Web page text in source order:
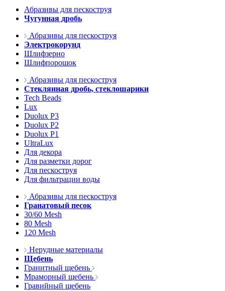
Абразивы для пескоструя
Чугунная дробь
Абразивы для пескоструя
Электрокорунд
Шлифзерно
Шлифпорошок
Абразивы для пескоструя
Стеклянная дробь, стеклошарики
Tech Beads
Lux
Duolux P3
Duolux P2
Duolux P1
UltraLux
Для декора
Для разметки дорог
Для пескоструя
Для фильтрации воды
Абразивы для пескоструя
Гранатовый песок
30/60 Mesh
80 Mesh
120 Mesh
Нерудные материалы
Щебень
Гранитный щебень
Мраморный щебень
Гравийный щебень